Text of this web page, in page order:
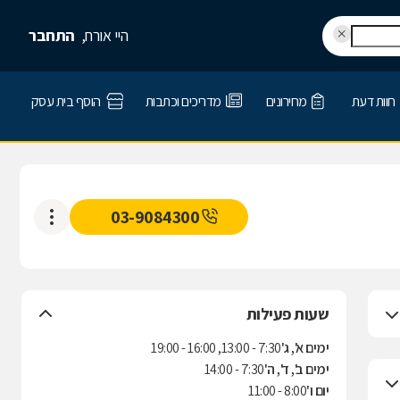
היי אורח, התחבר
חוות דעת מחירונים מדריכים וכתבות הוסף בית עסק
03-9084300
שעות פעילות
ימים א', ג'7:30 - 13:00, 16:00 - 19:00
ימים ב', ד', ה'7:30 - 14:00
יום ו'8:00 - 11:00